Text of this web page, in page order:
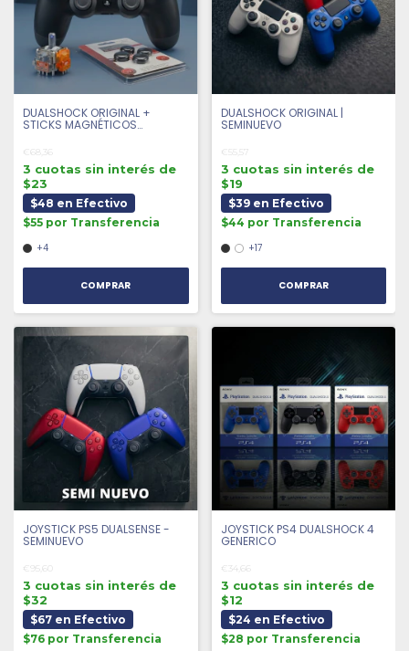
DUALSHOCK ORIGINAL +
STICKS MAGNÉTICOS
SEMINUEVO
€68,36
3 cuotas sin interés de
$23
$48 en Efectivo
$55 por Transferencia
+4
COMPRAR
DUALSHOCK ORIGINAL |
SEMINUEVO
€55,57
3 cuotas sin interés de
$19
$39 en Efectivo
$44 por Transferencia
+17
COMPRAR
JOYSTICK PS5 DUALSENSE -
SEMINUEVO
€95,60
3 cuotas sin interés de
$32
$67 en Efectivo
$76 por Transferencia
JOYSTICK PS4 DUALSHOCK 4
GENERICO
€34,66
3 cuotas sin interés de
$12
$24 en Efectivo
$28 por Transferencia